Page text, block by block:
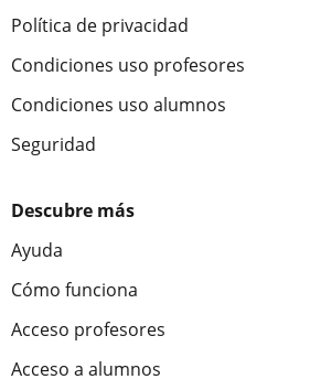
Política de privacidad
Condiciones uso profesores
Condiciones uso alumnos
Seguridad
Descubre más
Ayuda
Cómo funciona
Acceso profesores
Acceso a alumnos